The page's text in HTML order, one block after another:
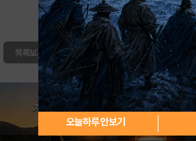
0
목록보기
오늘하루 안보기